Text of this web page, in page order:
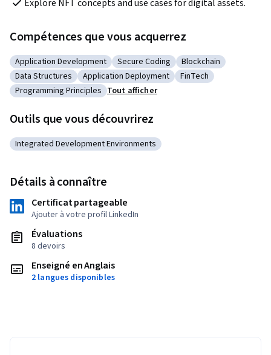
Explore NFT concepts and use cases for digital assets.
Compétences que vous acquerrez
Catégorie : Application Development
Application Development Catégorie : Secure Coding
Secure Coding Catégorie :
Blockchain
Catégorie : Data Structures
Data Structures Catégorie : Application Deployment
Application Deployment Catégorie : FinTech
FinTech
Catégorie : Programming Principles
Programming Principles Tout afficher
Outils que vous découvrirez
Catégorie : Integrated Development Environments
Integrated Development Environments
Détails à connaître
Certificat partageable
Ajouter à votre profil LinkedIn
Évaluations
8 devoirs
Enseigné en Anglais
2 langues disponibles